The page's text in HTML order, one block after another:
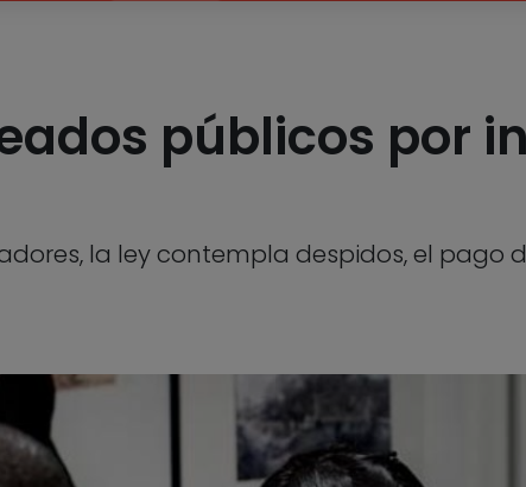
públicos por
la ley contempla despidos, el pago